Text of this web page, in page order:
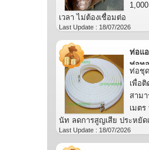
เวลา ไม่ต้องเชื่อมต่อ
Last Update : 18/07/2026
ท่อแอ
ท่อท
ท่อชุ
เพื่อ
สาม
เมต
นัท ลดการสูญเสีย ประหยัด
Last Update : 18/07/2026